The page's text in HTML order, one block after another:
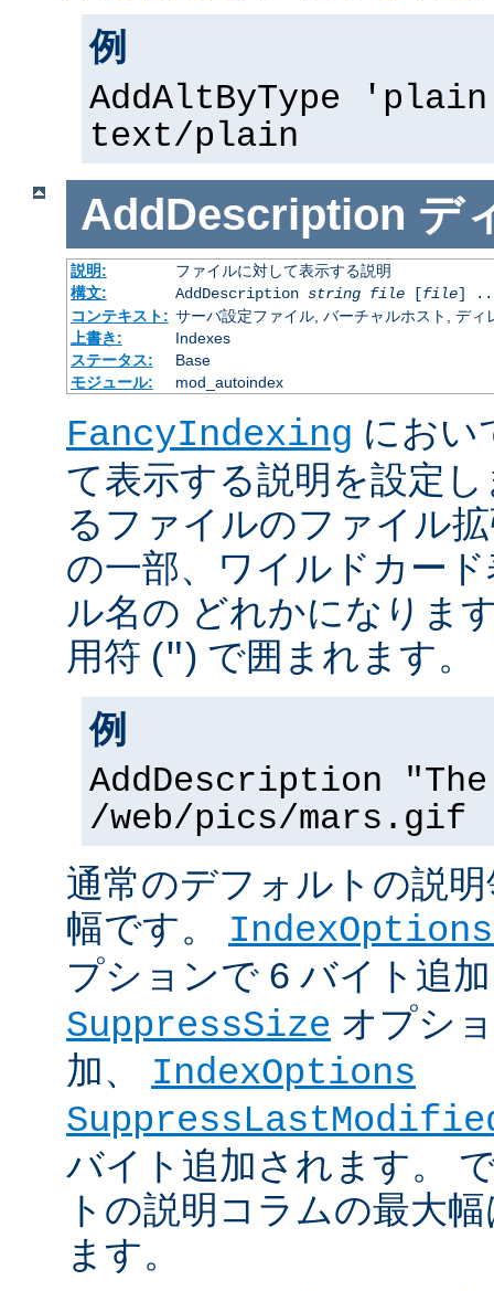
例
AddAltByType
text/plain
AddDescription デ
説明:
ファイルに対して表示する説明
構文:
AddDescription string file[file]
コンテキスト: サーバ設定ファイル, バーチャルホスト, ディ
上書き:
Indexes
ステータス:
Base
モジュール:
mod_autoindex
FancyIndexing におい
て表示する説明を設定
るファイルのファイル
の一部、ワイルドカー
ル名の どれかになりま
用符 (") で囲まれます。
例
AddDescription
/web/pics/mars.gif
通常のデフォルトの説
幅です。
プションで 6 バイト追
SuppressSize オプシ
加、 IndexOptions
バイト追加されます。
トの説明コラムの最大
ます。